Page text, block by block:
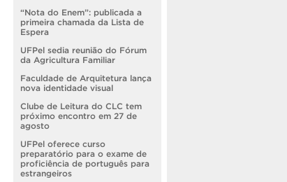
“Nota do Enem”: publicada a
primeira chamada da Lista de
Espera
UFPel sedia reunião do Fórum
da Agricultura Familiar
Faculdade de Arquitetura lança
nova identidade visual
Clube de Leitura do CLC tem
próximo encontro em 27 de
agosto
UFPel oferece curso
preparatório para o exame de
proficiência de português para
estrangeiros